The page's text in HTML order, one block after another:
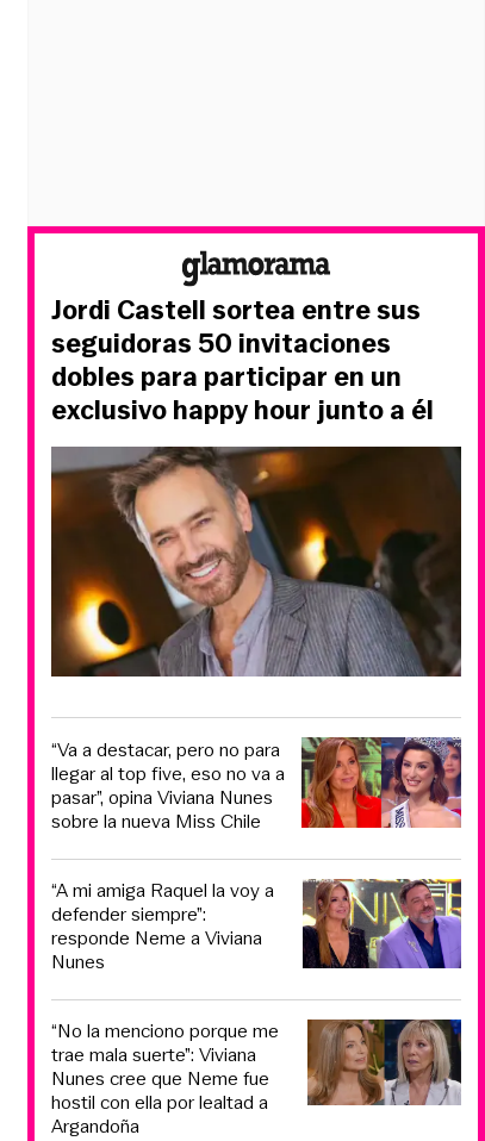
Jordi Castell sortea entre sus
seguidoras 50 invitaciones
dobles para participar en un
exclusivo happy hour junto a él
“Va a destacar, pero no para
llegar al top five, eso no va a
pasar”, opina Viviana Nunes
sobre la nueva Miss Chile
“A mi amiga Raquel la voy a
defender siempre”:
responde Neme a Viviana
Nunes
“No la menciono porque me
trae mala suerte”: Viviana
Nunes cree que Neme fue
hostil con ella por lealtad a
Argandoña